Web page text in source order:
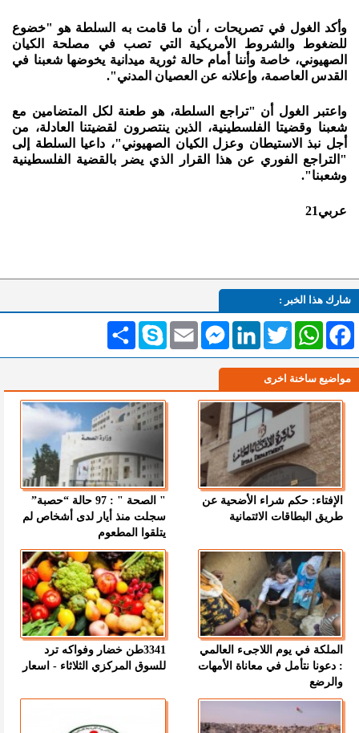
وأكد الغول في تصريحات ، أن ما قامت به السلطة هو "خضوع
للضغوط والشروط الأمريكية التي تصب في مصلحة الكيان
الصهيوني، خاصة وأننا أمام حالة ثورية ميدانية يخوضها شعبنا في
القدس العاصمة، وإعلانه عن العصيان المدني".
واعتبر الغول أن "تراجع السلطة، هو طعنة لكل المتضامين مع
شعبنا وقضيتا الفلسطينية، الذين ينتصرون لقضيتنا العادلة، من
أجل نبذ الاستيطان وعزل الكيان الصهيوني"، داعيا السلطة إلى
"التراجع الفوري عن هذا القرار الذي يضر بالقضية الفلسطينية
وشعبنا".
عربي21
شارك هذا الخبر :
انشر Skype Email
MessengerLinkedInTwitterWhatsAppFacebook
مواضيع ساخنة اخرى
الإفتاء: حكم شراء الأضحية عن
طريق البطاقات الائتمانية
" الصحة " : 97 حالة “حصبة”
سجلت منذ أيار لدى أشخاص لم
يتلقوا المطعوم
الملكة في يوم اللاجىء العالمي
: دعونا نتأمل في معاناة الأمهات
والرضع
3341طن خضار وفواكه ترد
للسوق المركزي الثلاثاء - اسعار